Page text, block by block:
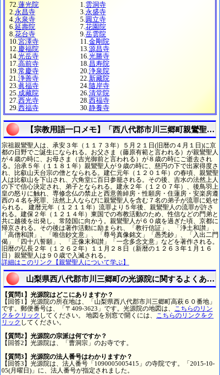
72. 蓮光院 1. 雲洞寺
2. 永昌寺 3. 永盛寺
4. 永泉寺 5. 圓立寺
6. 延壽院 7. 花園院
8. 花台寺 9. 岳雲院
10. 宮澤寺 11. 金剛院
12. 慶福院 13. 源昌寺
14. 光岳寺 16. 光勝寺
17. 高前寺 18. 昌寿院
19. 常慶寺 20. 浄泉院
21. 浄善寺 22. 新藏院
23. 眞福寺 24. 隨岸寺
25. 成藏院 26. 清堂院
27. 西光寺 28. 西福寺
29. 西福寺 30. 静養寺
【宗教用語一口メモ】「西八代郡市川三郷町親鸞聖人
宗祖親鸞聖人は、承安３年（１１７３年）５月２１日(旧暦の４月１日)に京
都の日野でご誕生になられる。お父さま（藤原有範と言われる）が親鸞聖人
が４歳の時に、お母さま（吉光御前と言われる）が８歳の時にご逝去され
る。治承５年（１１８１年）親鸞聖人が９歳の時に、慈円の下で出家得度さ
れ、比叡山天台宗の僧となられる。建仁元年（１２０１年）の春頃、親鸞聖
人は比叡山を下山され、六角堂に百日参籠される。その後、吉水の法然上人
の下で信心決定され、弟子となられる。建永２年（１２０７年）、後鳥羽上
皇の怒りに触れ、専修念仏の禁止と西意善綽房・性願房・住蓮房・安楽房遵
西の４名を死罪、法然上人ならびに親鸞聖人を含む７名の弟子が流罪に処せ
られる。 建暦元年（１２１１年）流罪より５年後、親鸞聖人の流罪が許さ
れる。建保２年（１２１４年）東国での布教活動のため、性信などの門弟と
共に越後を出発し、常陸国に向かう。親鸞聖人が６０歳を過ぎた頃、京都に
帰京される。その後は著作活動に励まられ、「教行信証」、「浄土和讃」、
「高僧和讃」、「唯信鈔文意」、「尊号真像銘文」「愚禿鈔」、「入出二門
偈」「四十八誓願」、「正像末和讃」「一念多念文意」などを著作される。
旧暦の弘長２年（１２６２年）１１月２８日（新暦の１２６３年１月１６
日）親鸞聖人は９０歳で入滅される。
詳細はこのリンク【親鸞聖人について学ぶ】
山梨県西八代郡市川三郷町の光源院に関するよくある
【質問1】光源院はどこにありますか？
【回答1】光源院の所在地は、「山梨県西八代郡市川三郷町高萩６０番地」
です。郵便番号は、「〒409-3623」です。光源院の地図は、 こちらのリン
クをクリック してください。 地図を別窓で開くには、 こちらのリンクをク
リック してください。
【質問2】光源院の宗派は何ですか？
【回答2】光源院は、「曹洞宗」のお寺です。
【質問3】光源院の法人番号はわかりますか？
【回答3】光源院は、法人番号「1090005005415」の寺院です。「2015-10-
05(月曜日)」に、法人番号が指定されました。